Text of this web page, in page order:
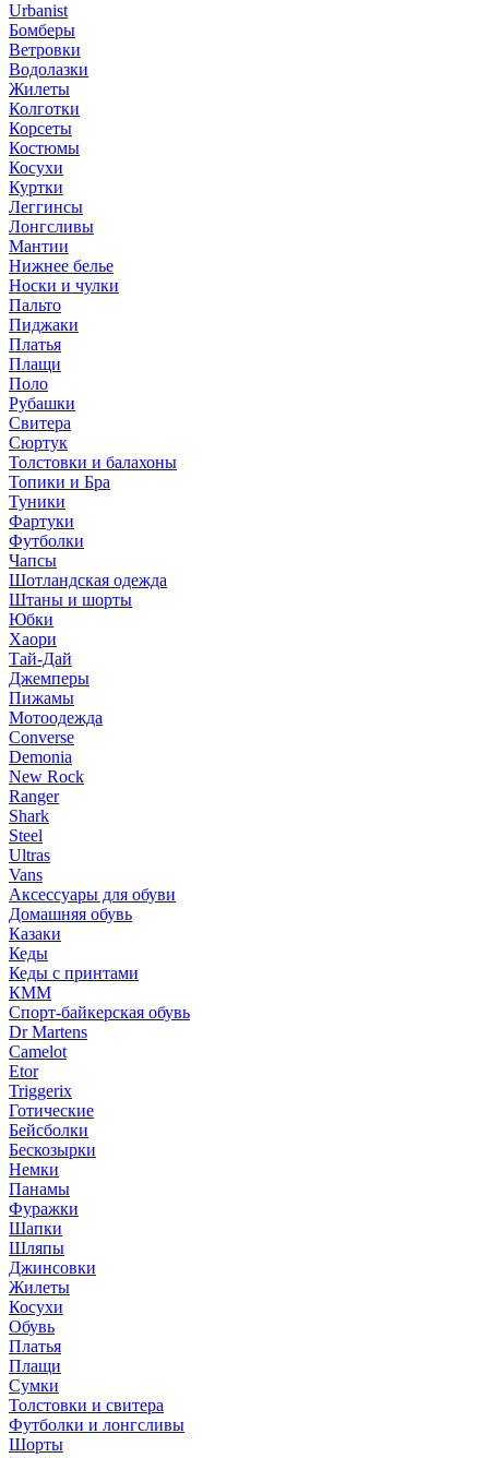
Urbanist
Бомберы
Ветровки
Водолазки
Жилеты
Колготки
Корсеты
Костюмы
Косухи
Куртки
Леггинсы
Лонгсливы
Мантии
Нижнее белье
Носки и чулки
Пальто
Пиджаки
Платья
Плащи
Поло
Рубашки
Свитера
Сюртук
Толстовки и балахоны
Топики и Бра
Туники
Фартуки
Футболки
Чапсы
Шотландская одежда
Штаны и шорты
Юбки
Хаори
Тай-Дай
Джемперы
Пижамы
Мотоодежда
Converse
Demonia
New Rock
Ranger
Shark
Steel
Ultras
Vans
Аксессуары для обуви
Домашняя обувь
Казаки
Кеды
Кеды с принтами
КММ
Спорт-байкерская обувь
Dr Martens
Camelot
Etor
Triggerix
Готические
Бейсболки
Бескозырки
Немки
Панамы
Фуражки
Шапки
Шляпы
Джинсовки
Жилеты
Косухи
Обувь
Платья
Плащи
Сумки
Толстовки и свитера
Футболки и лонгсливы
Шорты